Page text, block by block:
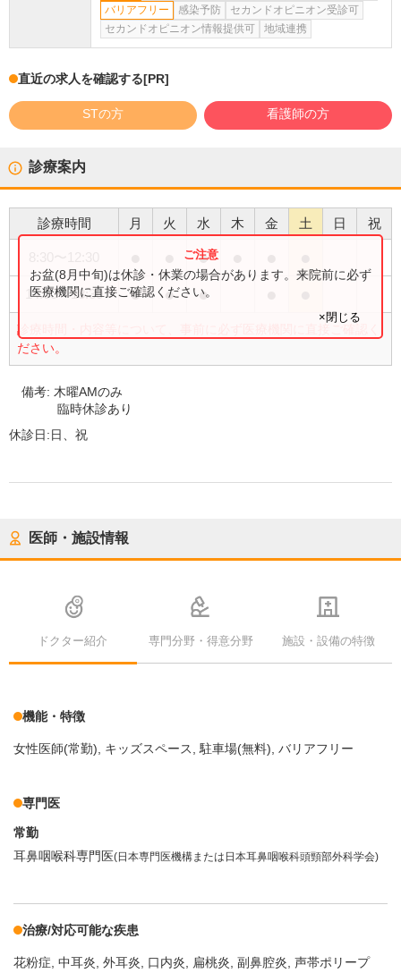
バリアフリー
感染予防
セカンドオピニオン受診可
セカンドオピニオン情報提供可
地域連携
直近の求人を確認する[PR]
STの方 看護師の方
診療案内
診療時間 月 火 水 木 金 土 日 祝
●
14:00〜18:30 ● ● ●
診療時間・内容等について、事前に必ず医療機関に直接ご確認く
ださい。
お盆(8月中旬)は休診・休業の場合があります。来院前に必ず
医療機関に直接ご確認ください。
×閉じる
備考: 木曜AMのみ
臨時休診あり
休診日:日、祝
医師・施設情報
ドクター紹介 専門分野・得意分野 施設・設備の特徴
機能・特徴
女性医師(常勤) キッズスペース 駐車場(無料) バリアフリー
専門医
常勤
耳鼻咽喉科専門医(日本専門医機構または日本耳鼻咽喉科頭頸部外科学会)
治療/対応可能な疾患
花粉症 中耳炎 外耳炎 口内炎 扁桃炎 副鼻腔炎 声帯ポリープ